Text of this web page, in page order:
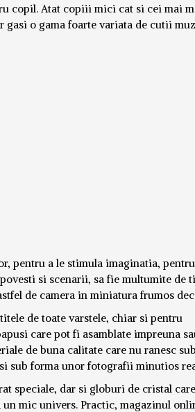
copil. Atat copiii mici cat si cei mai
o gama foarte variata de cutii
pentru a le stimula imaginatia,
si scenarii, sa fie multumite de
de camera in miniatura frumos
de toate varstele, chiar si pentru
care pot fi asamblate impreuna
de buna calitate care nu ranesc
sub forma unor fotografii minutios
speciale, dar si globuri de cristal
mic univers. Practic, magazinul